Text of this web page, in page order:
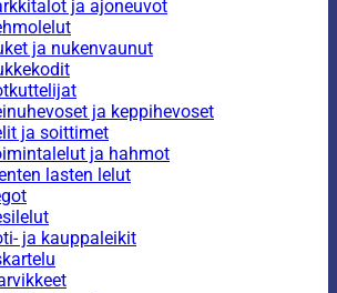
ja ajoneuvot
ja nukenvaunut
ja keppihevoset
ja soittimet
ja hahmot
lasten lelut
ja kauppaleikit